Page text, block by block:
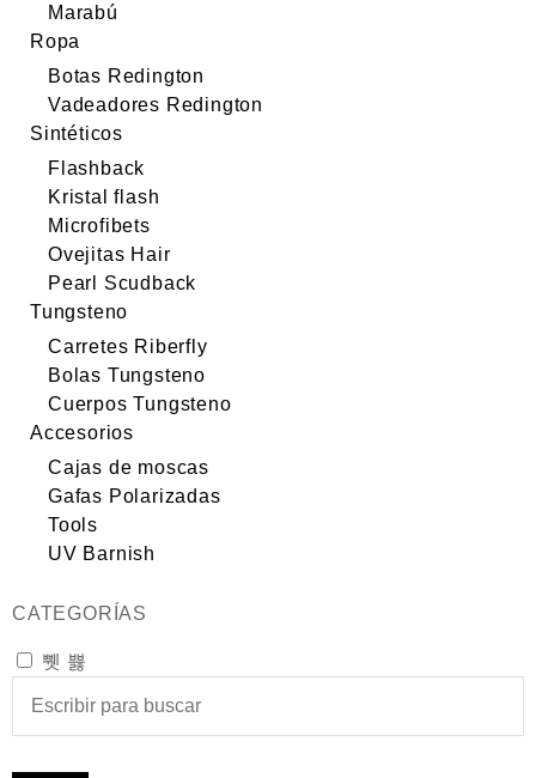
Marabú
Ropa
Botas Redington
Vadeadores Redington
Sintéticos
Flashback
Kristal flash
Microfibets
Ovejitas Hair
Pearl Scudback
Tungsteno
Carretes Riberfly
Bolas Tungsteno
Cuerpos Tungsteno
Accesorios
Cajas de moscas
Gafas Polarizadas
Tools
UV Barnish
CATEGORÍAS